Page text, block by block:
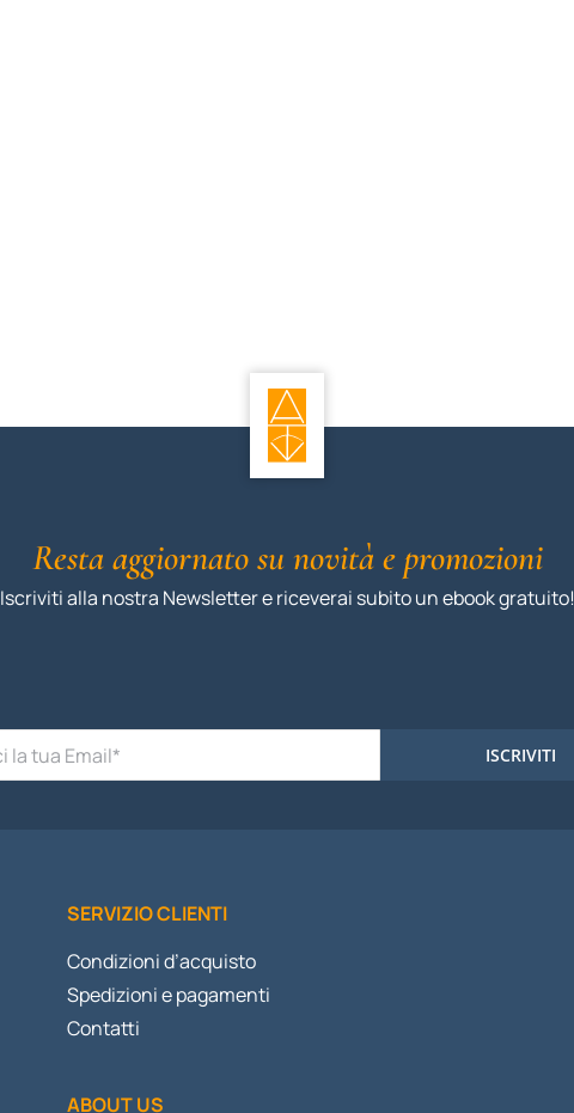
Resta aggiornato su novità e promozioni
Iscriviti alla nostra Newsletter e riceverai subito un ebook gratuito!
ISCRIVITI
SERVIZIO CLIENTI
Condizioni d’acquisto
Spedizioni e pagamenti
Contatti
ABOUT US